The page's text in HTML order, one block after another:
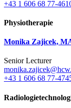
+43 1 606 68 77-
Physiotherapie
Monika Zajicek,
Senior Lecturer
+43 1 606 68 77-